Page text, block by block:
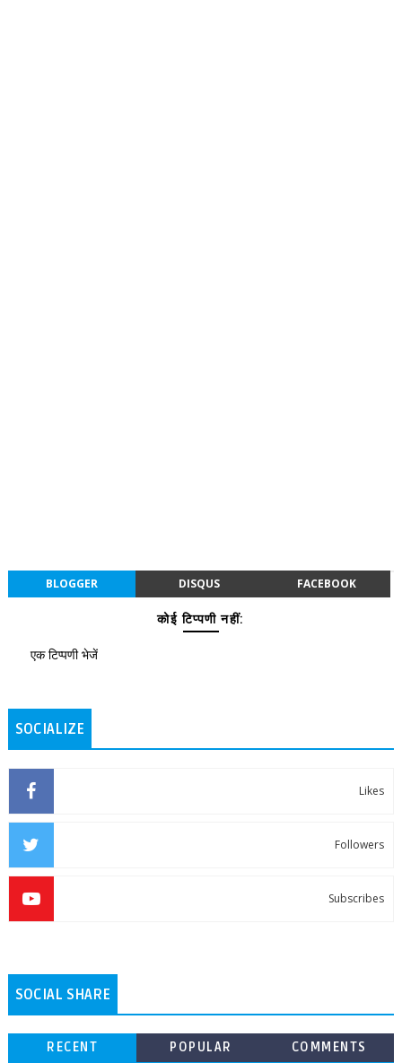
BLOGGER DISQUS FACEBOOK
कोई टिप्पणी नहीं:
एक टिप्पणी भेजें
SOCIALIZE
Likes
Followers
Subscribes
SOCIAL SHARE
RECENT POPULAR COMMENTS